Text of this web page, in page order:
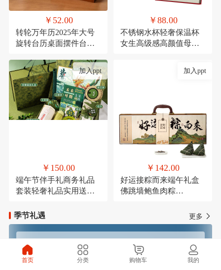
首页 分类 购物车 我的
￥52.00
转轮万年历2025年大号
旋转台历桌面摆件台历
￥88.00
不锈钢水杯轻奢保温杯
女生高级感高颜值母亲
加入ppt
￥150.00
端午节伴手礼商务礼品
套装轻奢礼品实用送客
品定制logo
加入ppt
￥142.00
好运接粽而来端午礼盒
佛跳墙鲍鱼肉粽
腿肉粽120g*1，鲜肉粽
120g*1，高汤蛋黄鲜肉
粽120g*1，玫瑰豆沙粽
120g*1，芋泥紫薯粽
120g*1，咸鸭蛋
季节礼遇 更多
春季焕新 夏季清凉